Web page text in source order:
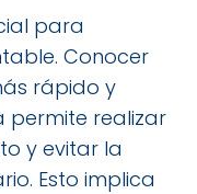
para
Conocer
rápido y
permite realizar
y evitar la
Esto implica